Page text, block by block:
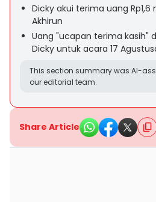
Dicky akui terima uang
Akhirun
Uang "ucapan terima kasih"
Dicky untuk acara 17
This section summary was AI-
our editorial team.
Share Article